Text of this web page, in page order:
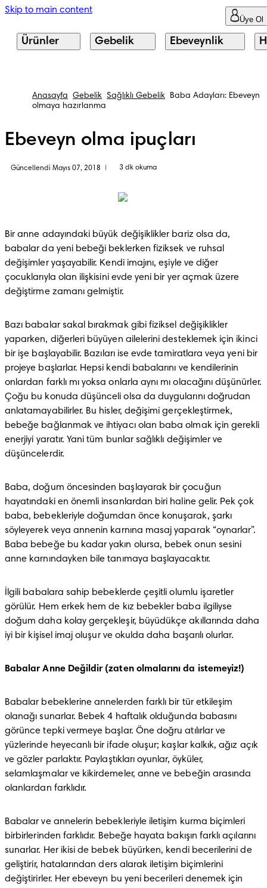
Skip to main content
Üye Ol
Ürünler Gebelik Ebeveynlik
Anasayfa Gebelik Sağlıklı Gebelik
Baba Adayları: Ebeveyn
olmaya hazırlanma
Ebeveyn olma ipuçları
Güncellendi Mayıs 07, 2018 3 dk okuma
Bir anne adayındaki büyük değişiklikler bariz olsa da,
babalar da yeni bebeği beklerken fiziksek ve ruhsal
değişimler yaşayabilir. Kendi imajını, eşiyle ve diğer
çocuklarıyla olan ilişkisini evde yeni bir yer açmak üzere
değiştirme zamanı gelmiştir.
Bazı babalar sakal bırakmak gibi fiziksel değişiklikler
yaparken, diğerleri büyüyen ailelerini desteklemek için ikinci
bir işe başlayabilir. Bazıları ise evde tamiratlara veya yeni bir
projeye başlarlar. Hepsi kendi babalarını ve kendilerinin
onlardan farklı mı yoksa onlarla aynı mı olacağını düşünürler.
Çoğu bu konuda düşünceli olsa da duygularını doğrudan
anlatamayabilirler. Bu hisler, değişimi gerçekleştirmek,
bebeğe bağlanmak ve ihtiyacı olan baba olmak için gerekli
enerjiyi yaratır. Yani tüm bunlar sağlıklı değişimler ve
düşüncelerdir.
Baba, doğum öncesinden başlayarak bir çocuğun
hayatındaki en önemli insanlardan biri haline gelir. Pek çok
baba, bebekleriyle doğumdan önce konuşarak, şarkı
söyleyerek veya annenin karnına masaj yaparak “oynarlar”.
Baba bebeğe bu kadar yakın olursa, bebek onun sesini
anne karnındayken bile tanımaya başlayacaktır.
İlgili babalara sahip bebeklerde çeşitli olumlu işaretler
görülür. Hem erkek hem de kız bebekler baba ilgiliyse
doğum daha kolay gerçekleşir, büyüdükçe akıllarında daha
iyi bir kişisel imaj oluşur ve okulda daha başarılı olurlar.
Babalar Anne Değildir (zaten olmalarını da istemeyiz!)
Babalar bebeklerine annelerden farklı bir tür etkileşim
olanağı sunarlar. Bebek 4 haftalık olduğunda babasını
görünce tepki vermeye başlar. Öne doğru atılırlar ve
yüzlerinde heyecanlı bir ifade oluşur; kaşlar kalkık, ağız açık
ve gözler parlaktır. Paylaştıkları oyunlar, öyküler,
selamlaşmalar ve kikirdemeler, anne ve bebeğin arasında
olanlardan farklıdır.
Babalar ve annelerin bebekleriyle iletişim kurma biçimleri
birbirlerinden farklıdır. Bebeğe hayata bakışın farklı açılarını
sunarlar. Her ikisi de bebek büyürken, kendi becerilerini de
geliştirir, hatalarından ders alarak iletişim biçimlerini
değiştirirler. Her ebeveyn bu yeni becerileri denemek için